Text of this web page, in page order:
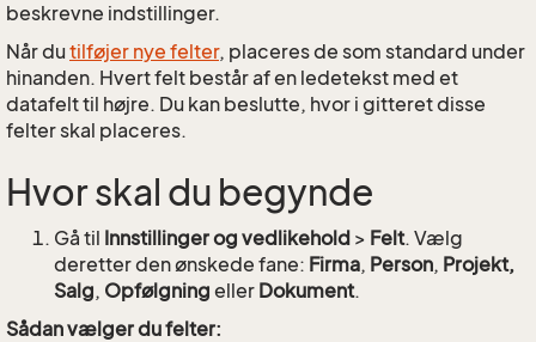
beskrevne indstillinger.
Når dutilføjer nye felter, placeres de som standard under
hinanden. Hvert felt består af en ledetekst med et
datafelt til højre. Du kan beslutte, hvor i gitteret disse
felter skal placeres.
Hvor skal du begynde
Gå til Innstillinger og vedlikehold > Felt. Vælg
deretter den ønskede fane: Firma, Person, Projekt,
Salg, Opfølgning eller Dokument.
Sådan vælger du felter: